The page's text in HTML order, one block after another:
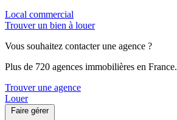
Local commercial
Trouver un bien à louer
Vous souhaitez contacter une agence ?
Plus de 720 agences immobilières en France.
Trouver une agence
Louer
Faire gérer